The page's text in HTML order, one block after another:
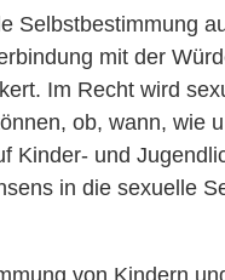
Selbstbestimmung
mit der
Im Recht wird
ob, wann, wie
Kinder- und
in die sexuelle
von Kindern